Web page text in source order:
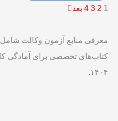
1
2
3
4 بعد
معرفی منابع آزمون وکالت شامل
کتاب‌های تخصصی برای آمادگی
۱۴۰۴.